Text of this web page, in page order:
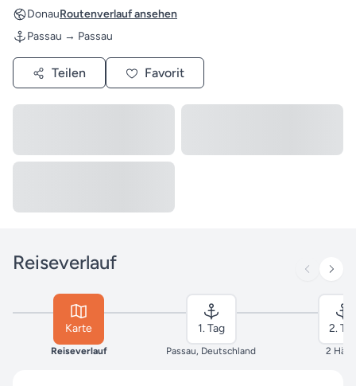
DonauRoutenverlauf ansehen
Passau → Passau
Teilen Favorit
Reiseverlauf
Karte
Reiseverlauf
1. Tag
Passau, Deutschland
2.
2